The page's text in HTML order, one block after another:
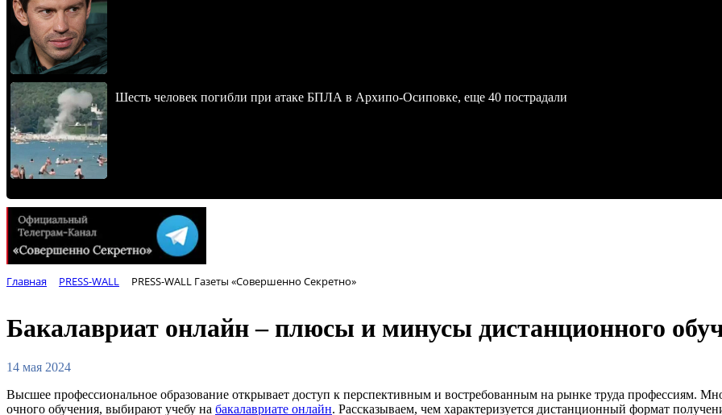
Шесть человек погибли при атаке БПЛА в Архипо-Осиповке, еще 40 пострадали
Главная PRESS-WALL PRESS-WALL Газеты «Совершенно Секретно»
Бакалавриат онлайн – плюсы и минусы дистанционного
14 мая 2024
Высшее профессиональное образование открывает доступ к перспективным и востребованным на рынке труда профессиям.
очного обучения, выбирают учебу на бакалавриате онлайн. Рассказываем, чем характеризуется дистанционный формат